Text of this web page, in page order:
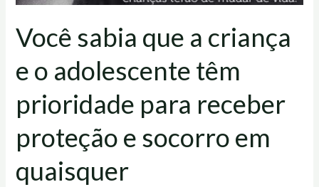
Você sabia que a criança
e o adolescente têm
prioridade para receber
proteção e socorro em
quaisquer
quaisquer
circunstâncias,
principalmente
serviços